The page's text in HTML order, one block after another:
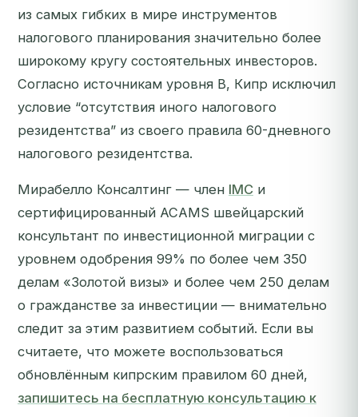
из самых гибких в мире инструментов
налогового планирования значительно более
широкому кругу состоятельных инвесторов.
Согласно источникам уровня B, Кипр исключил
условие “отсутствия иного налогового
резидентства” из своего правила 60-дневного
налогового резидентства.
Мирабелло Консалтинг — член IMC и
сертифицированный ACAMS швейцарский
консультант по инвестиционной миграции с
уровнем одобрения 99% по более чем 350
делам «Золотой визы» и более чем 250 делам
о гражданстве за инвестиции — внимательно
следит за этим развитием событий. Если вы
считаете, что можете воспользоваться
обновлённым кипрским правилом 60 дней,
запишитесь на бесплатную консультацию к